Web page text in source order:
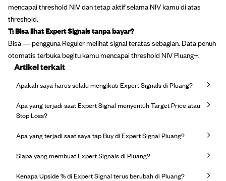
mencapai threshold NIV dan tetap aktif selama NIV kamu di atas
threshold.
T: Bisa lihat Expert Signals tanpa bayar?
Bisa — pengguna Reguler melihat signal teratas sebagian. Data penuh
otomatis terbuka begitu kamu mencapai threshold NIV Pluang+.
Artikel terkait
Apakah saya harus selalu mengikuti Expert Signals di Pluang?
Apa yang terjadi saat Expert Signal menyentuh Target Price atau
Stop Loss?
Apa yang terjadi saat saya tap Buy di Expert Signal Pluang?
Siapa yang membuat Expert Signals di Pluang?
Kenapa Upside % di Expert Signal terus berubah di Pluang?